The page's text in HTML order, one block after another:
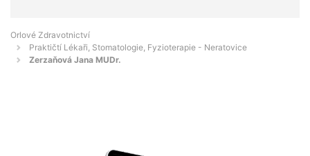
Orlové Zdravotnictví
Praktičtí Lékaři, Stomatologie, Fyzioterapie - Neratovice
Zerzaňová Jana MUDr.